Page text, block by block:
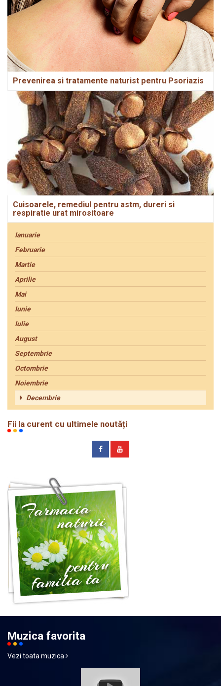
Prevenirea si tratamente naturist pentru Psoriazis
Cuisoarele, remediul pentru astm, dureri si
respiratie urat mirositoare
Ianuarie
Februarie
Martie
Aprilie
Mai
Iunie
Iulie
August
Septembrie
Octombrie
Noiembrie
Decembrie
Fii la curent cu ultimele noutăți
Muzica favorita
Vezi toata muzica